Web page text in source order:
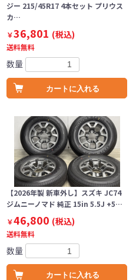
ジー 215/45R17 4本セット プリウス
カ…
￥36,801 (税込)
送料無料
数量
カートに入れる
【2026年製 新車外し】スズキ JC74
ジムニーノマド 純正 15in 5.5J +5…
￥46,800 (税込)
送料無料
数量
カートに入れる